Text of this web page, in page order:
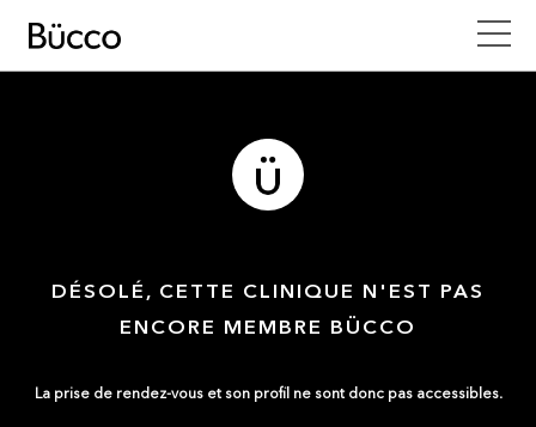
DÉSOLÉ, CETTE CLINIQUE N'EST PAS
ENCORE MEMBRE BÜCCO
La prise de rendez-vous et son profil ne sont donc pas accessibles.